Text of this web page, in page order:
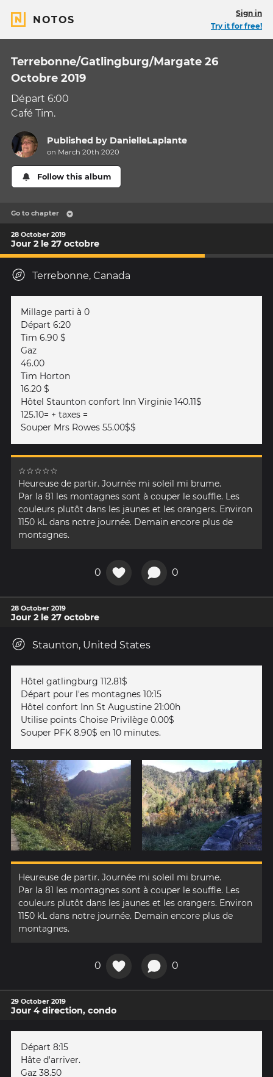
NOTOS
Sign in
Try it for free!
Terrebonne/Gatlingburg/Margate 26
Octobre 2019
Départ 6:00
Café Tim.
Published by DanielleLaplante
on March 20th 2020
Follow this album
Go to chapter
28 October 2019
Jour 2 le 27 octobre
Terrebonne, Canada
Millage parti à 0
Départ 6:20
Tim 6.90 $
Gaz
46.00
Tim Horton
16.20 $
Hôtel Staunton confort Inn Virginie 140.11$
125.10= + taxes =
Souper Mrs Rowes 55.00$$
☆☆☆☆☆
Heureuse de partir. Journée mi soleil mi brume.
Par la 81 les montagnes sont à couper le souffle. Les
couleurs plutôt dans les jaunes et les orangers. Environ
1150 kL dans notre journée. Demain encore plus de
montagnes.
0 0
28 October 2019
Jour 2 le 27 octobre
Staunton, United States
Hôtel gatlingburg 112.81$
Départ pour l'es montagnes 10:15
Hôtel confort Inn St Augustine 21:00h
Utilise points Choise Privilège 0.00$
Souper PFK 8.90$ en 10 minutes.
Heureuse de partir. Journée mi soleil mi brume.
Par la 81 les montagnes sont à couper le souffle. Les
couleurs plutôt dans les jaunes et les orangers. Environ
1150 kL dans notre journée. Demain encore plus de
montagnes.
0 0
29 October 2019
Jour 4 direction, condo
Départ 8:15
Hâte d'arriver.
Gaz 38.50